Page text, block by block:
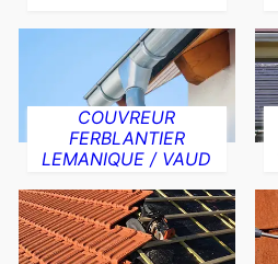
COUVREUR
FERBLANTIER
LEMANIQUE / VAUD